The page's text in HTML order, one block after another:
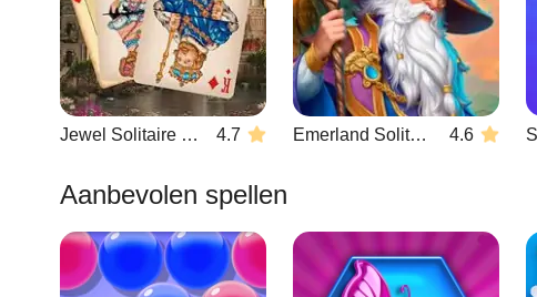
Jewel Solitaire TriPeaks 4.7 Emerland Solitaire 4.6
Aanbevolen spellen